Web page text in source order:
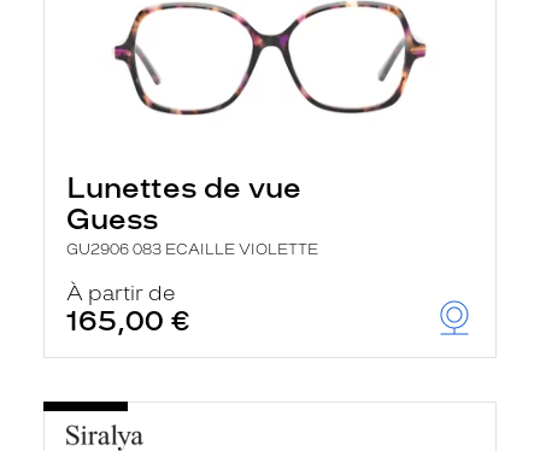
Lunettes de vue
Guess
GU2906 083 ECAILLE VIOLETTE
À partir de
165,00 €